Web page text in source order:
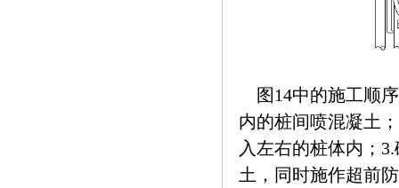
图14中的施工顺
内的桩间喷混凝土
入左右的桩体内；
土，同时施作超前